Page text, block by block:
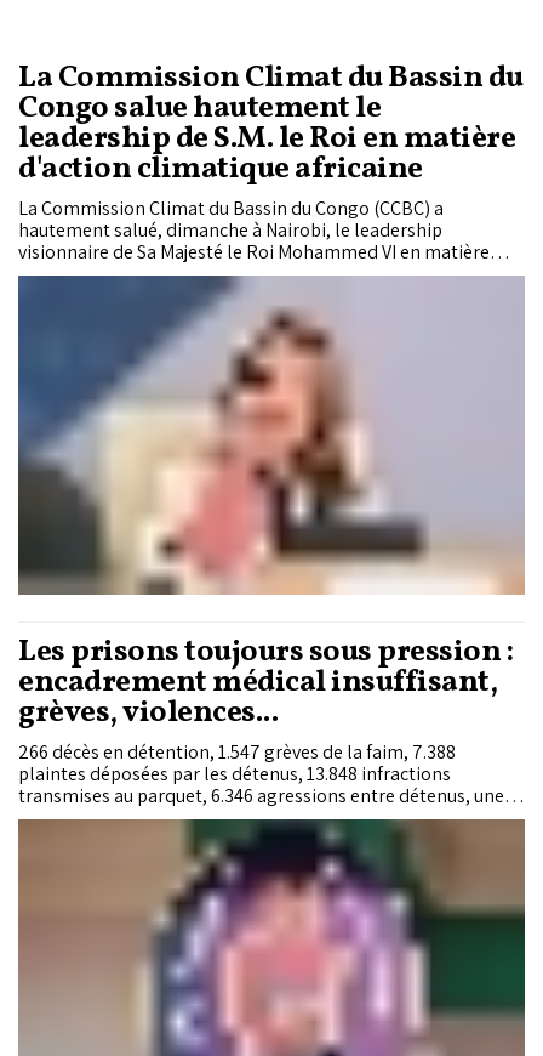
La Commission Climat du Bassin du
Congo salue hautement le
leadership de S.M. le Roi en matière
d'action climatique africaine
La Commission Climat du Bassin du Congo (CCBC) a
hautement salué, dimanche à Nairobi, le leadership
visionnaire de Sa Majesté le Roi Mohammed VI en matière
d'action climatique africaine, mettant en avant les efforts du
Souverain en faveur de la coopération Sud-Sud et de la
mobilisation africaine face aux défis du changement
Les prisons toujours sous pression :
encadrement médical insuffisant,
grèves, violences...
266 décès en détention, 1.547 grèves de la faim, 7.388
plaintes déposées par les détenus, 13.848 infractions
transmises au parquet, 6.346 agressions entre détenus, une
rupture nationale d’approvisionnement en méthadone en
mars 2025, un psychologue pour 1.743 détenus. Ces chiffres,
et bien d’autres, figurent dans le rapport d’activité 2025 de la
Délégation générale à l’administration pénitentiaire et à la
réinsertion, rendu public le 6 mai 2026. Mis en cohérence, ils
dessinent l’envers du décor d’une année par ailleurs marquée
par un investissement structurel sans précédent: nouveau
statut du personnel pénitentiaire, lancement des peines
alternatives, promotion de la santé pénitentiaire au rang de
Direction de plein exercice.